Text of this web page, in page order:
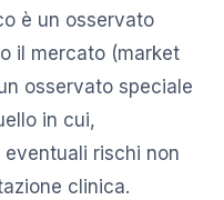
è un osservato
il mercato (market
osservato speciale
in cui,
rischi non
clinica.